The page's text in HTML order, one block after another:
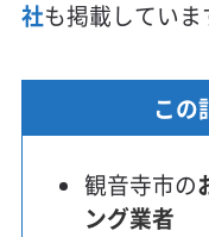
社も掲載していま
この
観音寺市の
ング業者